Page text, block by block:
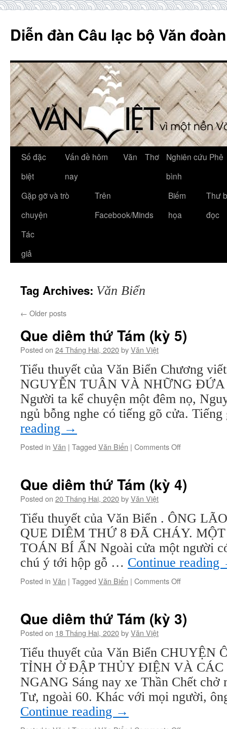
content
Diễn đàn Câu lạc bộ Văn
Số đặc
biệt
Vấn đề hôm
nay
Văn Thơ
Nghiên cứu Phê
bình
Gặp gỡ và trò
chuyện
Trên
Facebook/Minds
Biếm
họa
Thư
đọc
Tác
giả
Tag Archives: Văn Biển
← Older posts
Que diêm thứ Tám (kỳ 5)
Posted on 24 Tháng Hai, 2020byVăn Việt
Tiểu thuyết của Văn Biển Chương
NGUYỄN TUÂN VÀ NHỮNG
Người ta kể chuyện một đêm nọ,
ngủ bỗng nghe có tiếng gõ cửa.
reading →
Posted in Văn | Tagged Văn Biển | Comments Offon
Tám
Que diêm thứ Tám (kỳ 4)
Posted on 20 Tháng Hai, 2020byVăn Việt
Tiểu thuyết của Văn Biển . ÔNG
QUE DIÊM THỨ 8 ĐÃ CHÁY.
TOÁN BÍ ẨN Ngoài cửa một người
chú ý tới hộp gỗ … Continue reading
Posted in Văn | Tagged Văn Biển | Comments Offon
Tám
Que diêm thứ Tám (kỳ 3)
Posted on 18 Tháng Hai, 2020byVăn Việt
Tiểu thuyết của Văn Biển CHUYỆN
TỈNH Ở ĐẬP THỦY ĐIỆN VÀ CÁC
NGANG Sáng nay xe Thần Chết chở
Tư, ngoài 60. Khác với mọi người,
Continue reading →